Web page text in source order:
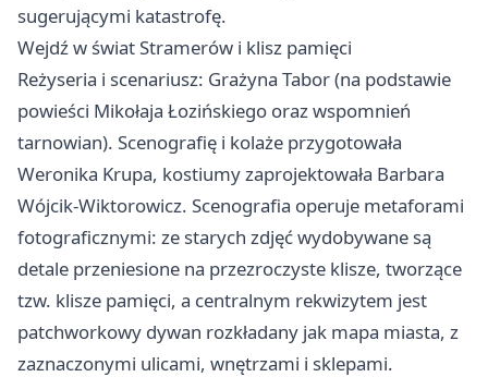
sugerującymi katastrofę.
Wejdź w świat Stramerów i klisz pamięci
Reżyseria i scenariusz: Grażyna Tabor (na podstawie
powieści Mikołaja Łozińskiego oraz wspomnień
tarnowian). Scenografię i kolaże przygotowała
Weronika Krupa, kostiumy zaprojektowała Barbara
Wójcik-Wiktorowicz. Scenografia operuje metaforami
fotograficznymi: ze starych zdjęć wydobywane są
detale przeniesione na przezroczyste klisze, tworzące
tzw. klisze pamięci, a centralnym rekwizytem jest
patchworkowy dywan rozkładany jak mapa miasta, z
zaznaczonymi ulicami, wnętrzami i sklepami.